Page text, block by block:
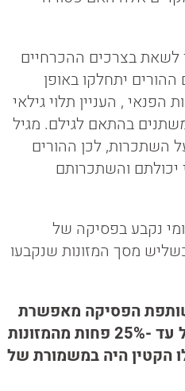
ממשיך לשאת בצרכים ההכרחיים
יתחלקו באופן
הפנאי , העניין תלוי גילאי
בהתאם לגילם. מגיל
השתכרות, לכן ההורים
יכולתם והשתכרותם
נקבע בפסיקה של
מסך המזונות שנקבעו
הפסיקה מאפשרת
לצמצם מזונות בהיקף של עד -25% פחות מהמזונות
הקטין היה במשמורת של